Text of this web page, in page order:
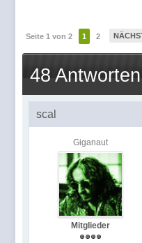
Seite 1 von 2 1 2
48
scal
Giganaut
Mitglieder